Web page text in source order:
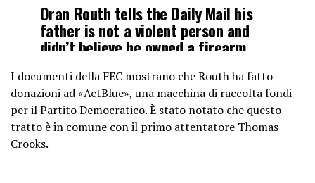
Oran Routh tells the Daily Mail his
father is not a violent person and
didn’t believe he owned a firearm.
“This was the first I heard about it,”
he told the Daily Mail.
Oran said…
I documenti della FEC mostrano che Routh ha fatto
donazioni ad «ActBlue», una macchina di raccolta fondi
per il Partito Democratico. È stato notato che questo
tratto è in comune con il primo attentatore Thomas
Crooks.